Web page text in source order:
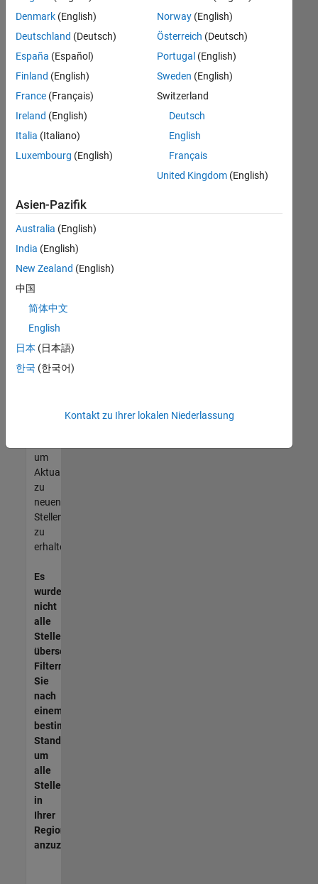
entsprechen.
können
die
Suchkriterien
weiter
fassen
oder
alle
Stellenangebote
anzeigen .
noch
keine
offenen
Stellen
können,
die
Ihren
entsprechen,
werden
unseres
um
Aktualisierungen
zu
neuen
Stellenangeboten
zu
erhalten.
Es
wurden
nicht
alle
Stellen
übersetzt.
Filtern
Sie
nach
einem
bestimmten
Standort,
um
alle
Stellenangebote
in
Ihrer
Region
anzuzeigen.
Denmark (English)
Deutschland (Deutsch)
España (Español)
Finland (English)
France (Français)
Ireland (English)
Italia (Italiano)
Luxembourg (English)
Norway(English)
Österreich (Deutsch)
Portugal (English)
Sweden (English)
Switzerland
Deutsch
English
Français
United Kingdom(English)
Asien-Pazifik
Australia (English)
India (English)
New Zealand (English)
中国
简体中文
English
日本 (日本語)
한국 (한국어)
Kontakt zu Ihrer lokalen Niederlassung